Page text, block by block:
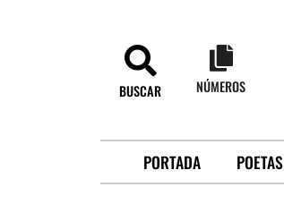
BUSCAR NÚMEROS
PORTADA POETAS